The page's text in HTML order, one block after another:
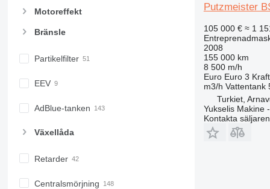
GC
M-series
PM
Motoreffekt
Bränsle
Partikelfilter
EEV
AdBlue-tanken
Växellåda
Retarder
Centralsmörjning
Putzmeister
105 000 € ≈ 1
2008
155 000 km
8 500 m/h
Euro Euro 3 Kraft
m3/h Vattentank
Turkiet,
Yukselis Makine
Kontakta säljaren